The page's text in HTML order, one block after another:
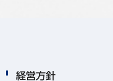
経営方針